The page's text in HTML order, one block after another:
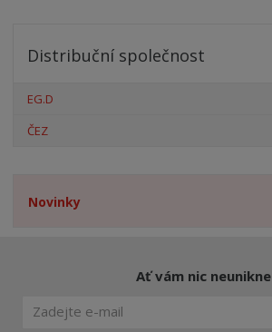
Distribuční společnost
EG.D
ČEZ
Novinky
Ať vám nic neunikne